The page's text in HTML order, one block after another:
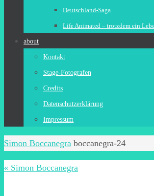
Deutschland-Saga
Life Animated – trotzdem ein
about
Kontakt
Stage-Fotografen
Credits
Datenschutzerklärung
Impressum
Start
Simon Boccanegra boccanegra-24
« Simon Boccanegra